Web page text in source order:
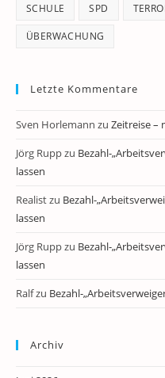
SCHULE SPD
ÜBERWACHUNG
Letzte Kommentare
Sven Horlemann zu Zeitreise –
Jörg Ruppzu Bezahl-
lassen
Realistzu Bezahl-
lassen
Jörg Ruppzu Bezahl-
lassen
Ralfzu Bezahl-
Archiv